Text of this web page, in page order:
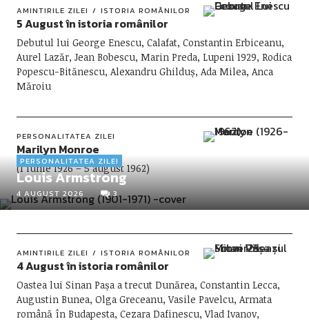
AMINTIRILE ZILEI ISTORIA ROMÂNILOR
5 August în istoria românilor
Debutul lui George Enescu, Calafat, Constantin Erbiceanu,
Aurel Lazăr, Jean Bobescu, Marin Preda, Lupeni 1929, Rodica
Popescu-Bitănescu, Alexandru Ghilduș, Ada Milea, Anca
Măroiu
PERSONALITATEA ZILEI
Marilyn Monroe
(1 iunie 1926 – 5 august 1962)
4 AUGUST 2026 3
PERSONALITATEA ZILEI
Louis Armstrong
AMINTIRILE ZILEI ISTORIA ROMÂNILOR
4 August în istoria românilor
Oastea lui Sinan Pașa a trecut Dunărea, Constantin Lecca,
Augustin Bunea, Olga Greceanu, Vasile Pavelcu, Armata
română în Budapesta, Cezara Dafinescu, Vlad Ivanov,